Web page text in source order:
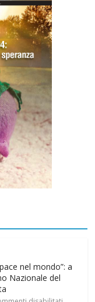
Nazionale del
la vita
disabilitati